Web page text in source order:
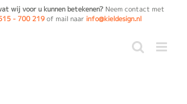
wij voor u kunnen betekenen?Neem contact met
- 700 219of mail naar info@kieldesign.nl